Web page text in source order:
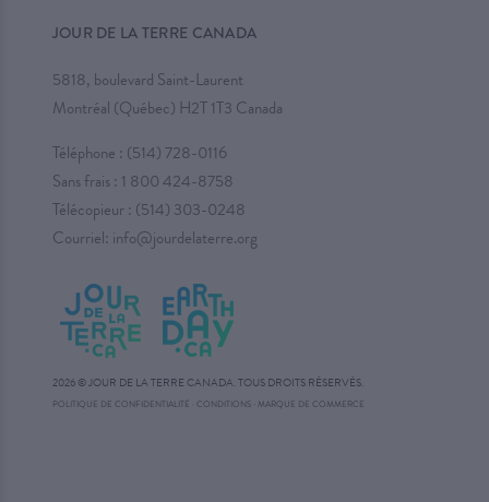
JOUR DE LA TERRE CANADA
5818, boulevard Saint-Laurent
Montréal (Québec) H2T 1T3 Canada
Téléphone : (514) 728-0116
Sans frais : 1 800 424-8758
Télécopieur : (514) 303-0248
Courriel: info@jourdelaterre.org
2026 © JOUR DE LA TERRE CANADA. TOUS DROITS RÉSERVÉS.
POLITIQUE DE CONFIDENTIALITÉ CONDITIONS·MARQUE DE COMMERCE